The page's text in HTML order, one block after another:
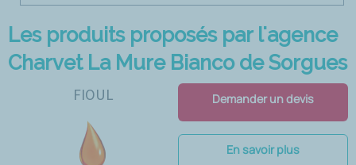
Les produits proposés par l'agence
Charvet La Mure Bianco de Sorgues
FIOUL Demander un devis
En savoir plus